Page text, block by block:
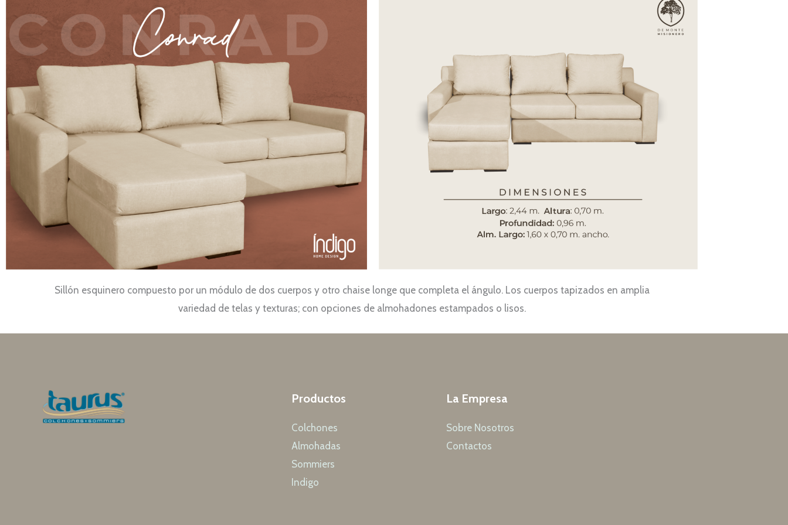
Sillón esquinero compuesto por un módulo de dos cuerpos y otro chaise longe que completa el ángulo. Los cuerpos tapizados en amplia
variedad de telas y texturas; con opciones de almohadones estampados o lisos.
Productos
Colchones
Almohadas
Sommiers
Indigo
La Empresa
Sobre Nosotros
Contactos